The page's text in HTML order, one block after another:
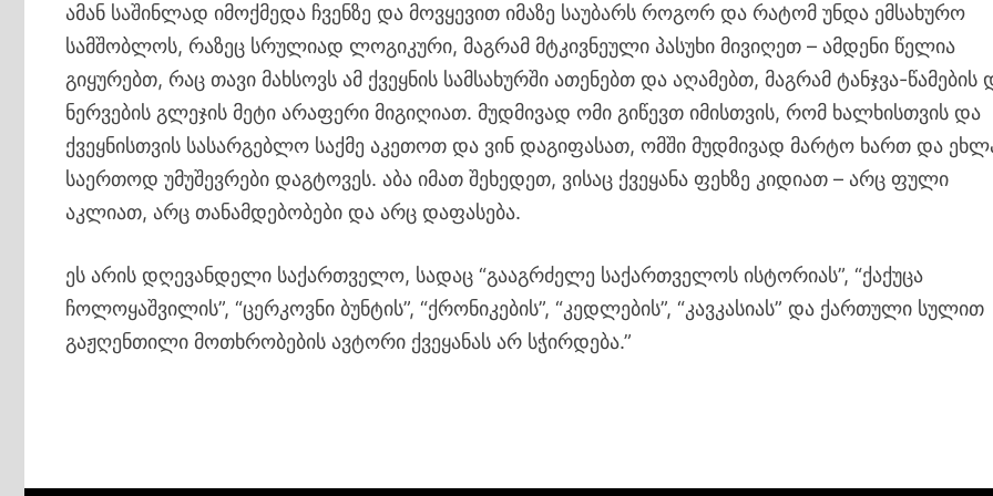
ამან საშინლად იმოქმედა ჩვენზე და მოვყევით იმაზე საუბარს როგორ და რატომ უნდა ემსახურო
სამშობლოს, რაზეც სრულიად ლოგიკური, მაგრამ მტკივნეული პასუხი მივიღეთ – ამდენი წელია
გიყურებთ, რაც თავი მახსოვს ამ ქვეყნის სამსახურში ათენებთ და აღამებთ, მაგრამ ტანჯვა-წამების
ნერვების გლეჯის მეტი არაფერი მიგიღიათ. მუდმივად ომი გიწევთ იმისთვის, რომ ხალხისთვის და
ქვეყნისთვის სასარგებლო საქმე აკეთოთ და ვინ დაგიფასათ, ომში მუდმივად მარტო ხართ და
საერთოდ უმუშევრები დაგტოვეს. აბა იმათ შეხედეთ, ვისაც ქვეყანა ფეხზე კიდიათ – არც ფული
აკლიათ, არც თანამდებობები და არც დაფასება.
ეს არის დღევანდელი საქართველო, სადაც “გააგრძელე საქართველოს ისტორიას”, “ქაქუცა
ჩოლოყაშვილის”, “ცერკოვნი ბუნტის”, “ქრონიკების”, “კედლების”, “კავკასიას” და ქართული სულით
გაჟღენთილი მოთხრობების ავტორი ქვეყანას არ სჭირდება.”